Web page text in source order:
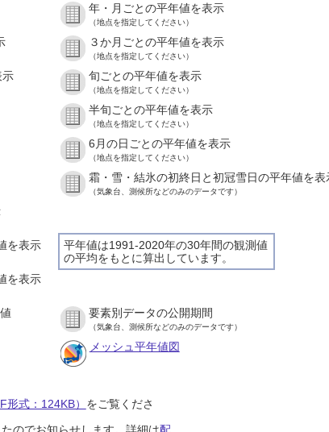
年・月ごとの平年値を表示
（地点を指定してください）
３か月ごとの平年値を表示
（地点を指定してください）
示 旬ごとの平年値を表示
（地点を指定してください）
半旬ごとの平年値を表示
（地点を指定してください）
6月の日ごとの平年値を表示
（地点を指定してください）
霜・雪・結氷の初終日と初冠雪日の平年値を表
（気象台、測候所などのみのデータです）
平年値は1991-2020年の30年間の観測値
の平均をもとに算出しています。
を表示
を表示
要素別データの公開期間
（気象台、測候所などのみのデータです）
メッシュ平年値図
式：124KB） をご覧くださ
のでお知らせします。詳細は配